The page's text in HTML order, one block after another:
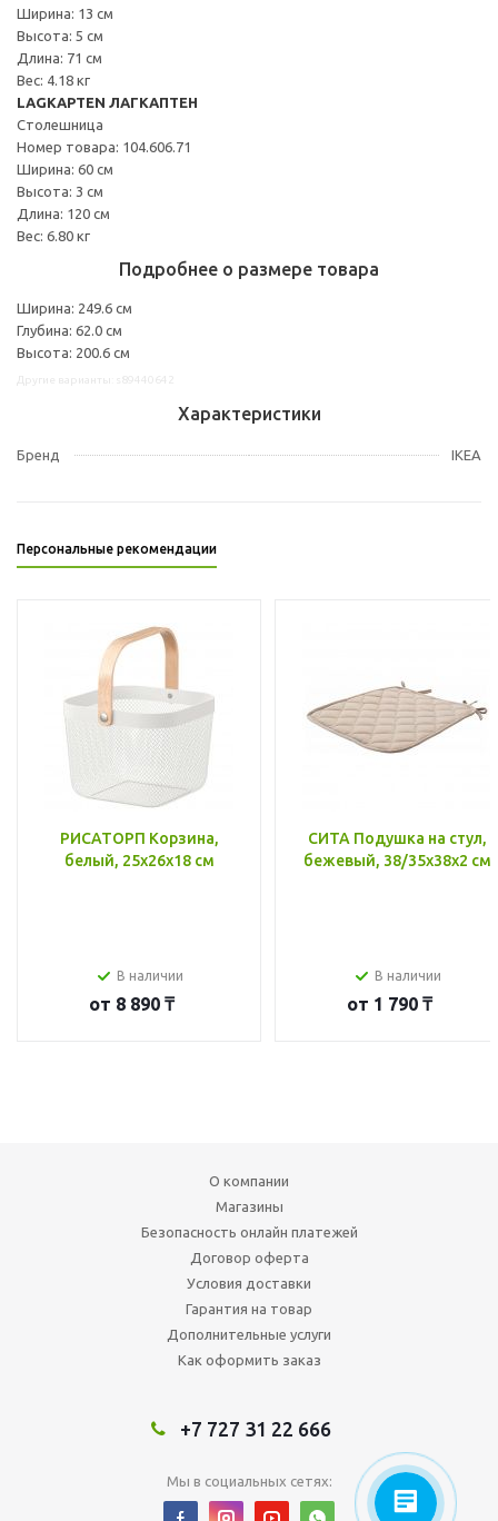
Ширина: 13 см
Высота: 5 см
Длина: 71 см
Вес: 4.18 кг
LAGKAPTEN ЛАГКАПТЕН
Столешница
Номер товара: 104.606.71
Ширина: 60 см
Высота: 3 см
Длина: 120 см
Вес: 6.80 кг
Подробнее о размере товара
Ширина: 249.6 см
Глубина: 62.0 см
Высота: 200.6 см
Характеристики
Бренд IKEA
Персональные рекомендации
РИСАТОРП Корзина,
белый, 25x26x18 см
В наличии
от 8 890 ₸
СИТА Подушка на стул,
бежевый, 38/35x38x2 см
В наличии
от 1 790 ₸
О компании
Магазины
Безопасность онлайн платежей
Договор оферта
Условия доставки
Гарантия на товар
Дополнительные услуги
Как оформить заказ
+7 727 31 22 666
Мы в социальных сетях: